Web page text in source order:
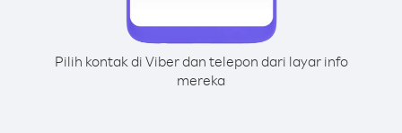
Pilih kontak di Viber dan telepon dari layar info
mereka